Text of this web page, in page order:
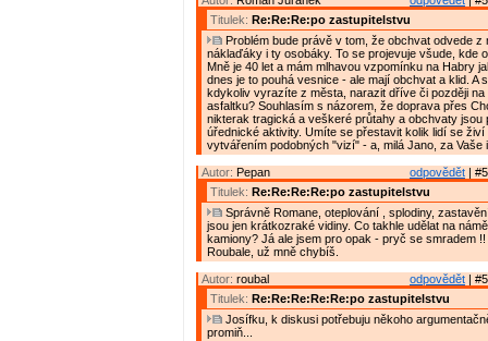
Titulek: Re:Re:Re:po zastupitelstvu
Problém bude právě v tom, že obchvat odvede z
náklaďáky i ty osobáky. To se projevuje všude, kde
Mně je 40 let a mám mlhavou vzpomínku na Habry
dnes je to pouhá vesnice - ale mají obchvat a klid. A
kdykoliv vyrazíte z města, narazit dříve či později
asfaltku? Souhlasím s názorem, že doprava přes
nikterak tragická a veškeré průtahy a obchvaty jsou
úřednické aktivity. Umíte se přestavit kolik lidí se
vytvářením podobných "vizí" - a, milá Jano, za Vaše
odpovědět |
Autor: Pepan
Titulek: Re:Re:Re:Re:po zastupitelstvu
Správně Romane, oteplování , splodiny,
jsou jen krátkozraké vidiny. Co takhle udělat na
kamiony? Já ale jsem pro opak - pryč se smradem
Roubale, už mně chybíš.
odpovědět |
Autor: roubal
Titulek: Re:Re:Re:Re:Re:po zastupitelstvu
Josífku, k diskusi potřebuju někoho
promiň...